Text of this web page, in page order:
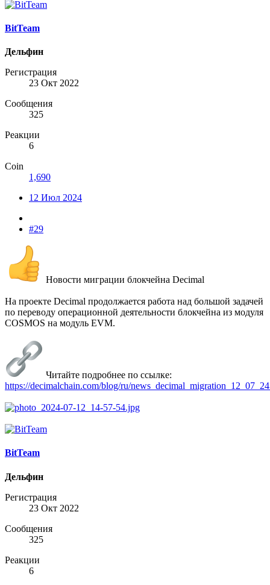
BitTeam
Дельфин
Регистрация
23 Окт 2022
Сообщения
325
Реакции
6
Coin
1,690
12 Июл 2024
#29
Новости миграции блокчейна Decimal
На проекте Decimal продолжается работа над большой задачей
по переводу операционной деятельности блокчейна из модуля
COSMOS на модуль EVM.
Читайте подробнее по ссылке:
https://decimalchain.com/blog/ru/
BitTeam
Дельфин
Регистрация
23 Окт 2022
Сообщения
325
Реакции
6